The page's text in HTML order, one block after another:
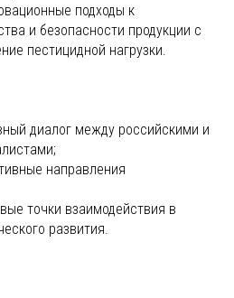
подходы к
и безопасности продукции с
пестицидной нагрузки.
диалог между российскими и
направления
точки взаимодействия в
развития.